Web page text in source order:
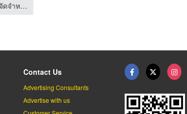
ผู้นำเข้าและจัดจำหน่ายเครื่องใช้ไฟฟ้าภายในครัว
Contact Us
Advertising Consultants
Advertise with us